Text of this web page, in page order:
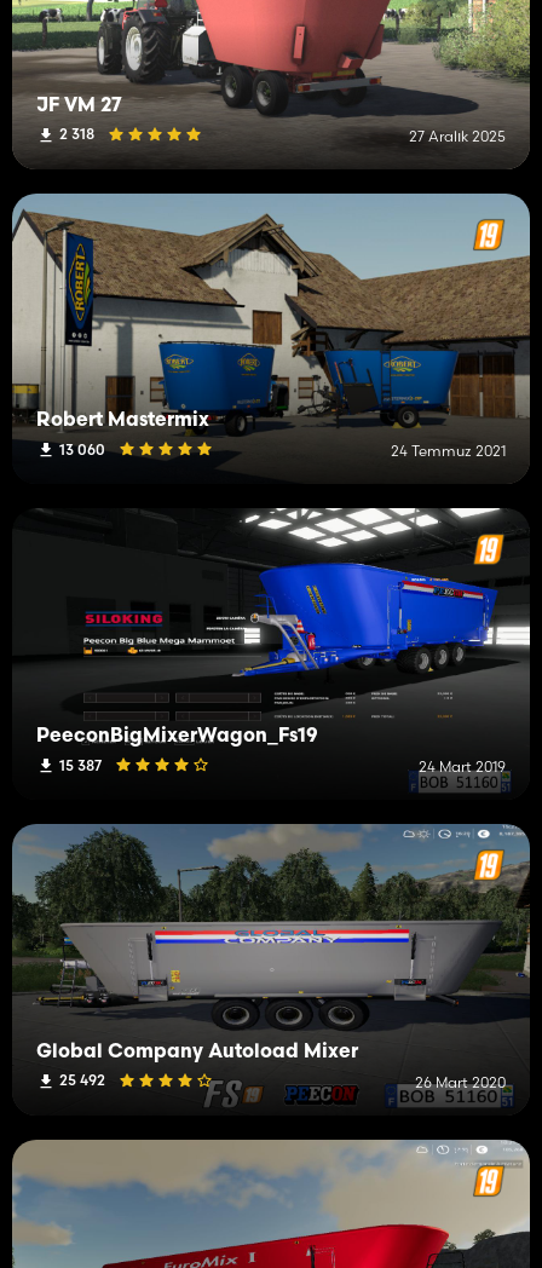
JF VM 27
2 318 27 Aralık 2025
Robert Mastermix
13 060 24 Temmuz 2021
PeeconBigMixerWagon_Fs19
15 387 24 Mart 2019
Global Company Autoload Mixer
25 492 26 Mart 2020